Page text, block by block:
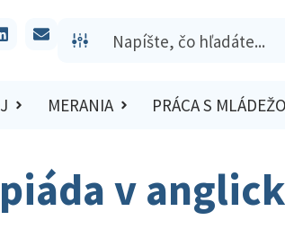
MERANIA PRÁCA S
v